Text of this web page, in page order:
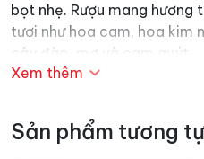
bọt nhẹ. Rượu mang hương
tươi như hoa cam, hoa kim
cây đào, mơ và cam quýt.
được cân bằng bởi độ axit
Xem thêm
Sản phẩm tương tự